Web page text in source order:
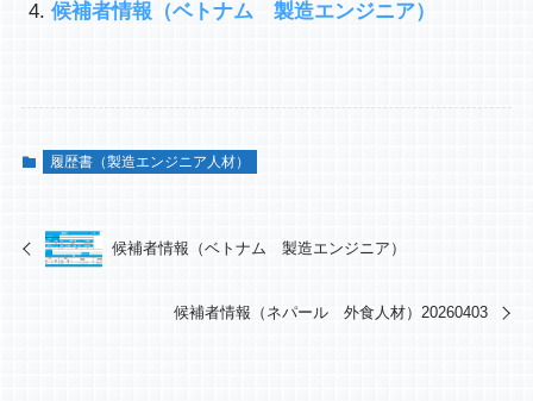
候補者情報（ベトナム 製造エンジニア）
履歴書（製造エンジニア人材）
候補者情報（ベトナム 製造エンジニア）
候補者情報（ネパール 外食人材）20260403